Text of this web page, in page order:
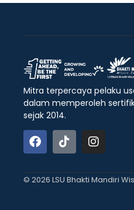
Mitra terpercaya pelaku
dalam memperoleh
sejak 2014.
© 2026 LSU Bhakti Mandiri